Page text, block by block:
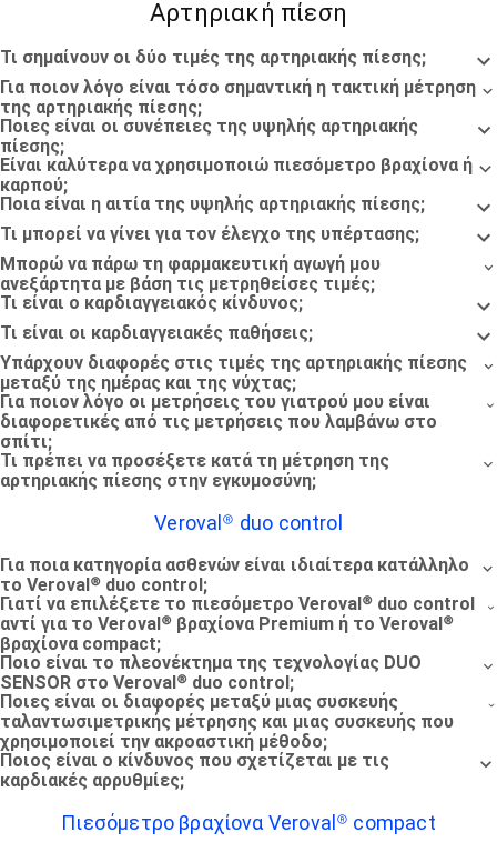
Αρτηριακή πίεση
Τι σημαίνουν οι δύο τιμές της αρτηριακής πίεσης;
Για ποιον λόγο είναι τόσο σημαντική η τακτική μέτρηση
της αρτηριακής πίεσης;
Ποιες είναι οι συνέπειες της υψηλής αρτηριακής
πίεσης;
Είναι καλύτερα να χρησιμοποιώ πιεσόμετρο βραχίονα ή
καρπού;
Ποια είναι η αιτία της υψηλής αρτηριακής πίεσης;
Τι μπορεί να γίνει για τον έλεγχο της υπέρτασης;
Μπορώ να πάρω τη φαρμακευτική αγωγή μου
ανεξάρτητα με βάση τις μετρηθείσες τιμές;
Τι είναι ο καρδιαγγειακός κίνδυνος;
Τι είναι οι καρδιαγγειακές παθήσεις;
Υπάρχουν διαφορές στις τιμές της αρτηριακής πίεσης
μεταξύ της ημέρας και της νύχτας;
Για ποιον λόγο οι μετρήσεις του γιατρού μου είναι
διαφορετικές από τις μετρήσεις που λαμβάνω στο
σπίτι;
Τι πρέπει να προσέξετε κατά τη μέτρηση της
αρτηριακής πίεσης στην εγκυμοσύνη;
Veroval® duo control
Για ποια κατηγορία ασθενών είναι ιδιαίτερα κατάλληλο
το Veroval® duo control;
Γιατί να επιλέξετε το πιεσόμετρο Veroval® duo control
αντί για το Veroval® βραχίονα Premium ή το Veroval®
βραχίονα compact;
Ποιο είναι το πλεονέκτημα της τεχνολογίας DUO
SENSOR στο Veroval® duo control;
Ποιες είναι οι διαφορές μεταξύ μιας συσκευής
ταλαντωσιμετρικής μέτρησης και μιας συσκευής που
χρησιμοποιεί την ακροαστική μέθοδο;
Ποιος είναι ο κίνδυνος που σχετίζεται με τις
καρδιακές αρρυθμίες;
Πιεσόμετρο βραχίονα Veroval® compact